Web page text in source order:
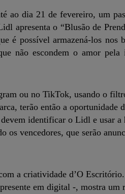
ao dia 21 de fevereiro, um
apresenta o “Blusão de
é possível armazená-los nos
não escondem o amor
ou no TikTok, usando o
terão então a oportunidade
identificar o Lidl e usar a
os vencedores, que serão
a criatividade d’O
em digital -, mostra um